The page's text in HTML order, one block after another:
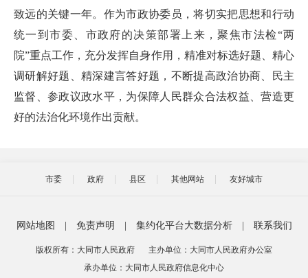
致远的关键一年。作为市政协委员，将切实把思想和行动
统一到市委、市政府的决策部署上来，聚焦市法检“两
院”重点工作，充分发挥自身作用，精准对标选好题、精心
调研解好题、精深建言答好题，不断提高政治协商、民主
监督、参政议政水平，为保障人民群众合法权益、营造更
好的法治化环境作出贡献。
市委 政府 县区 其他网站 友好城市
网站地图 免责声明 集约化平台大数据分析 联系我们
版权所有：大同市人民政府
主办单位：大同市人民政府办公室
承办单位：大同市人民政府信息化中心